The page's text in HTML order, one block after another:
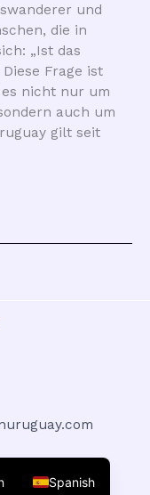
und
die in
„Ist das
Frage ist
nicht nur um
auch um
gilt seit
Spanish